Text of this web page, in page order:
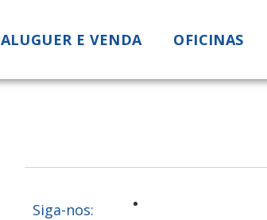
ALUGUER E VENDA OFICINAS
Siga-nos: